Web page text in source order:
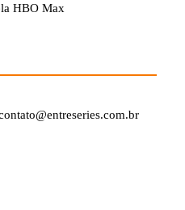
HBO Max